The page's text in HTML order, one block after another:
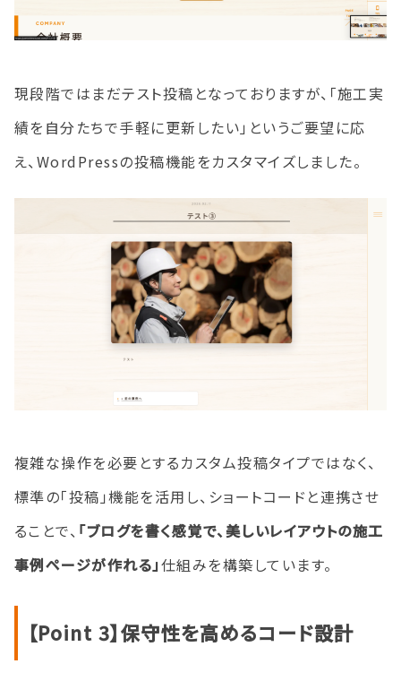
現段階ではまだテスト投稿となっておりますが、「施工実
績を自分たちで手軽に更新したい」というご要望に応
え、WordPressの投稿機能をカスタマイズしました。
複雑な操作を必要とするカスタム投稿タイプではなく、
標準の「投稿」機能を活用し、ショートコードと連携させ
ることで、 「ブログを書く感覚で、美しいレイアウトの施工
事例ページが作れる」仕組みを構築しています。
【Point 3】保守性を高めるコード設計